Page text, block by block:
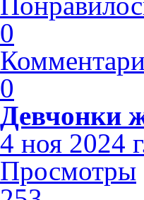
0
0
Девчонки
4 ноя 2024
Просмотры